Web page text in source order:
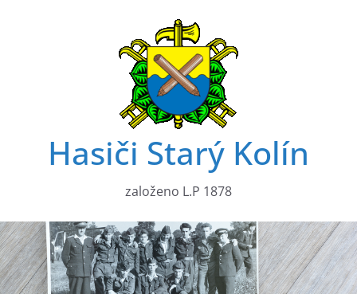
Hasiči Starý Kolín
založeno L.P 1878